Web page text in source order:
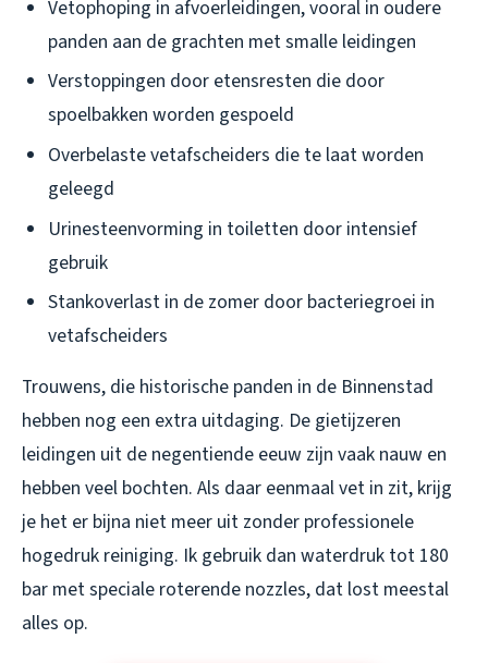
Vetophoping in afvoerleidingen, vooral in oudere
panden aan de grachten met smalle leidingen
Verstoppingen door etensresten die door
spoelbakken worden gespoeld
Overbelaste vetafscheiders die te laat worden
geleegd
Urinesteenvorming in toiletten door intensief
gebruik
Stankoverlast in de zomer door bacteriegroei in
vetafscheiders
Trouwens, die historische panden in de Binnenstad
hebben nog een extra uitdaging. De gietijzeren
leidingen uit de negentiende eeuw zijn vaak nauw en
hebben veel bochten. Als daar eenmaal vet in zit, krijg
je het er bijna niet meer uit zonder professionele
hogedruk reiniging. Ik gebruik dan waterdruk tot 180
bar met speciale roterende nozzles, dat lost meestal
alles op.